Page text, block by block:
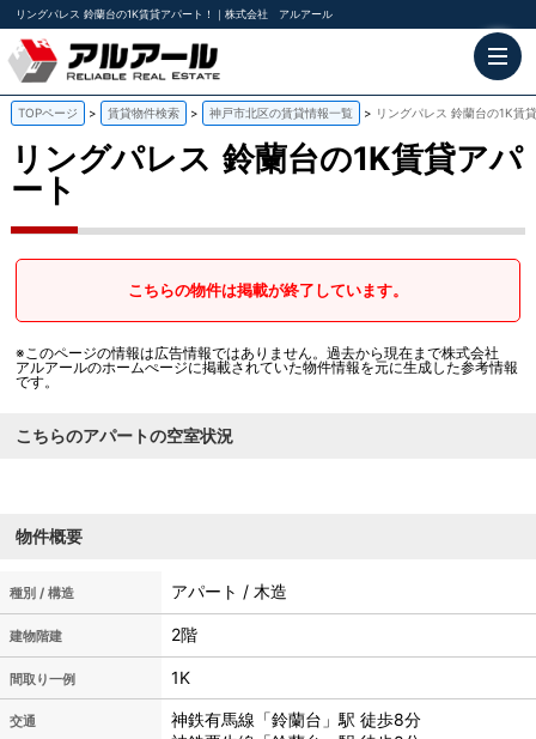
リングパレス 鈴蘭台の1K賃貸アパート！｜株式会社 アルアール
TOPページ 賃貸物件検索 神戸市北区の賃貸情報一覧 リングパレス 鈴蘭台の1K賃
リングパレス 鈴蘭台の1K賃貸アパ
ート
こちらの物件は掲載が終了しています。
※このページの情報は広告情報ではありません。過去から現在まで株式会社
アルアールのホームぺージに掲載されていた物件情報を元に生成した参考情報
です。
こちらのアパートの空室状況
物件概要
種別 / 構造 アパート / 木造
建物階建 2階
間取り一例 1K
交通
神鉄有馬線「鈴蘭台」駅 徒歩8分